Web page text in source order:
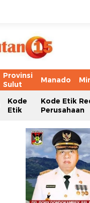
Provinsi
Sulut
Manado
Kode
Etik
Kode Etik
Perusahaan